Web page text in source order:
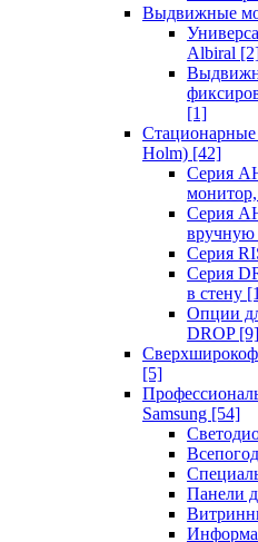
Выдвижные
Albiral
[1]
Holm) [42]
Серия
Серия
вручную
Серия
Серия
в стену
Опции
DROP [9]
[5]
Samsung [54]
Панели